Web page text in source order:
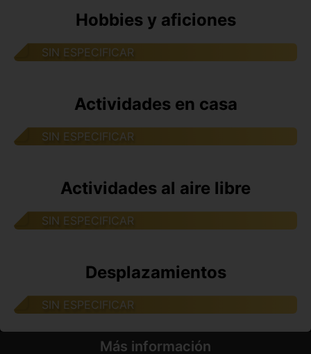
Hobbies y aficiones
SIN ESPECIFICAR
Actividades en casa
SIN ESPECIFICAR
Actividades al aire libre
SIN ESPECIFICAR
Desplazamientos
SIN ESPECIFICAR
Más información